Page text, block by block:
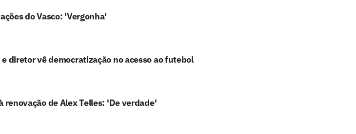
do Vasco: 'Vergonha'
diretor vê democratização no acesso ao futebol
renovação de Alex Telles: 'De verdade'